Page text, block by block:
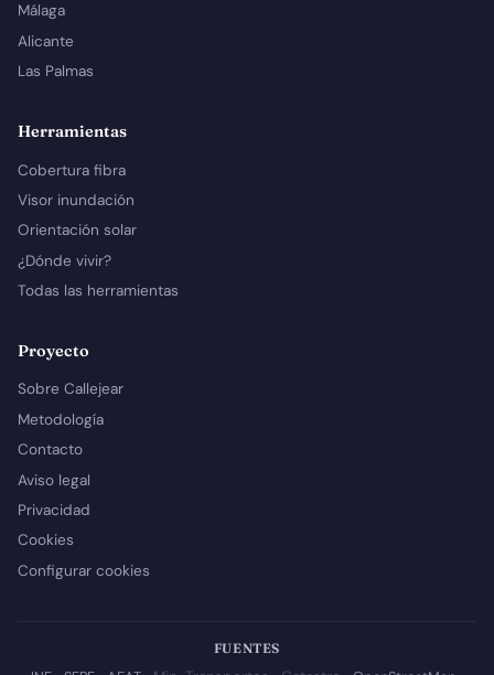
Málaga
Alicante
Las Palmas
Herramientas
Cobertura fibra
Visor inundación
Orientación solar
¿Dónde vivir?
Todas las herramientas
Proyecto
Sobre Callejear
Metodología
Contacto
Aviso legal
Privacidad
Cookies
Configurar cookies
FUENTES